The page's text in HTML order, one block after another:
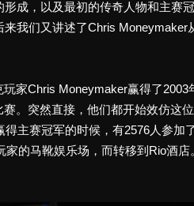
成，以及最初的传奇人物和主赛
我们又讲述了Chris
家Chris Moneymaker赢得了
。突然直接，他们都开始效仿
主赛冠军的时候，有2576人参
的马靴娱乐场，而转移到Rio酒